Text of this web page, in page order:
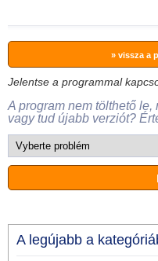
» vissza a
Jelentse a programmal
A program nem tölthető
vagy tud újabb verziót?
A legújabb a